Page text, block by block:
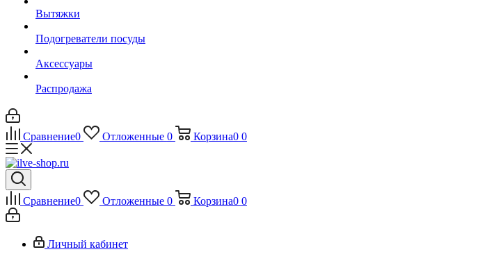
Вытяжки
Подогреватели посуды
Аксессуары
Распродажа
Сравнение0 Отложенные 0 Корзина0 0
Сравнение0 Отложенные 0 Корзина0 0
Личный кабинет